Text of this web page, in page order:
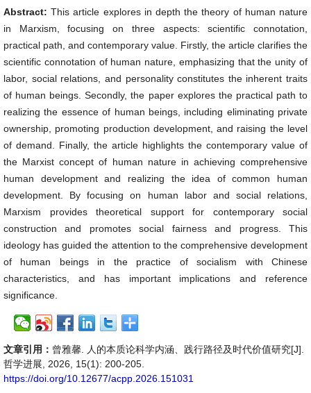
Abstract:This article explores in depth the theory of human nature
in Marxism, focusing on three aspects: scientific connotation,
practical path, and contemporary value. Firstly, the article clarifies the
scientific connotation of human nature, emphasizing that the unity of
labor, social relations, and personality constitutes the inherent traits
of human beings. Secondly, the paper explores the practical path to
realizing the essence of human beings, including eliminating private
ownership, promoting production development, and raising the level
of demand. Finally, the article highlights the contemporary value of
the Marxist concept of human nature in achieving comprehensive
human development and realizing the idea of common human
development. By focusing on human labor and social relations,
Marxism provides theoretical support for contemporary social
construction and promotes social fairness and progress. This
ideology has guided the attention to the comprehensive development
of human beings in the practice of socialism with Chinese
characteristics, and has important implications and reference
significance.
文章引用： 曾雅馨. 人的本质论科学内涵、践行路径及时代价值研究[J].
哲学进展, 2026, 15(1): 200-205.
https://doi.org/10.12677/acpp.2026.151031